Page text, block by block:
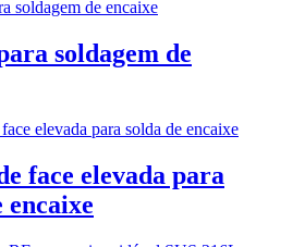
soldagem de
face elevada para
encaixe